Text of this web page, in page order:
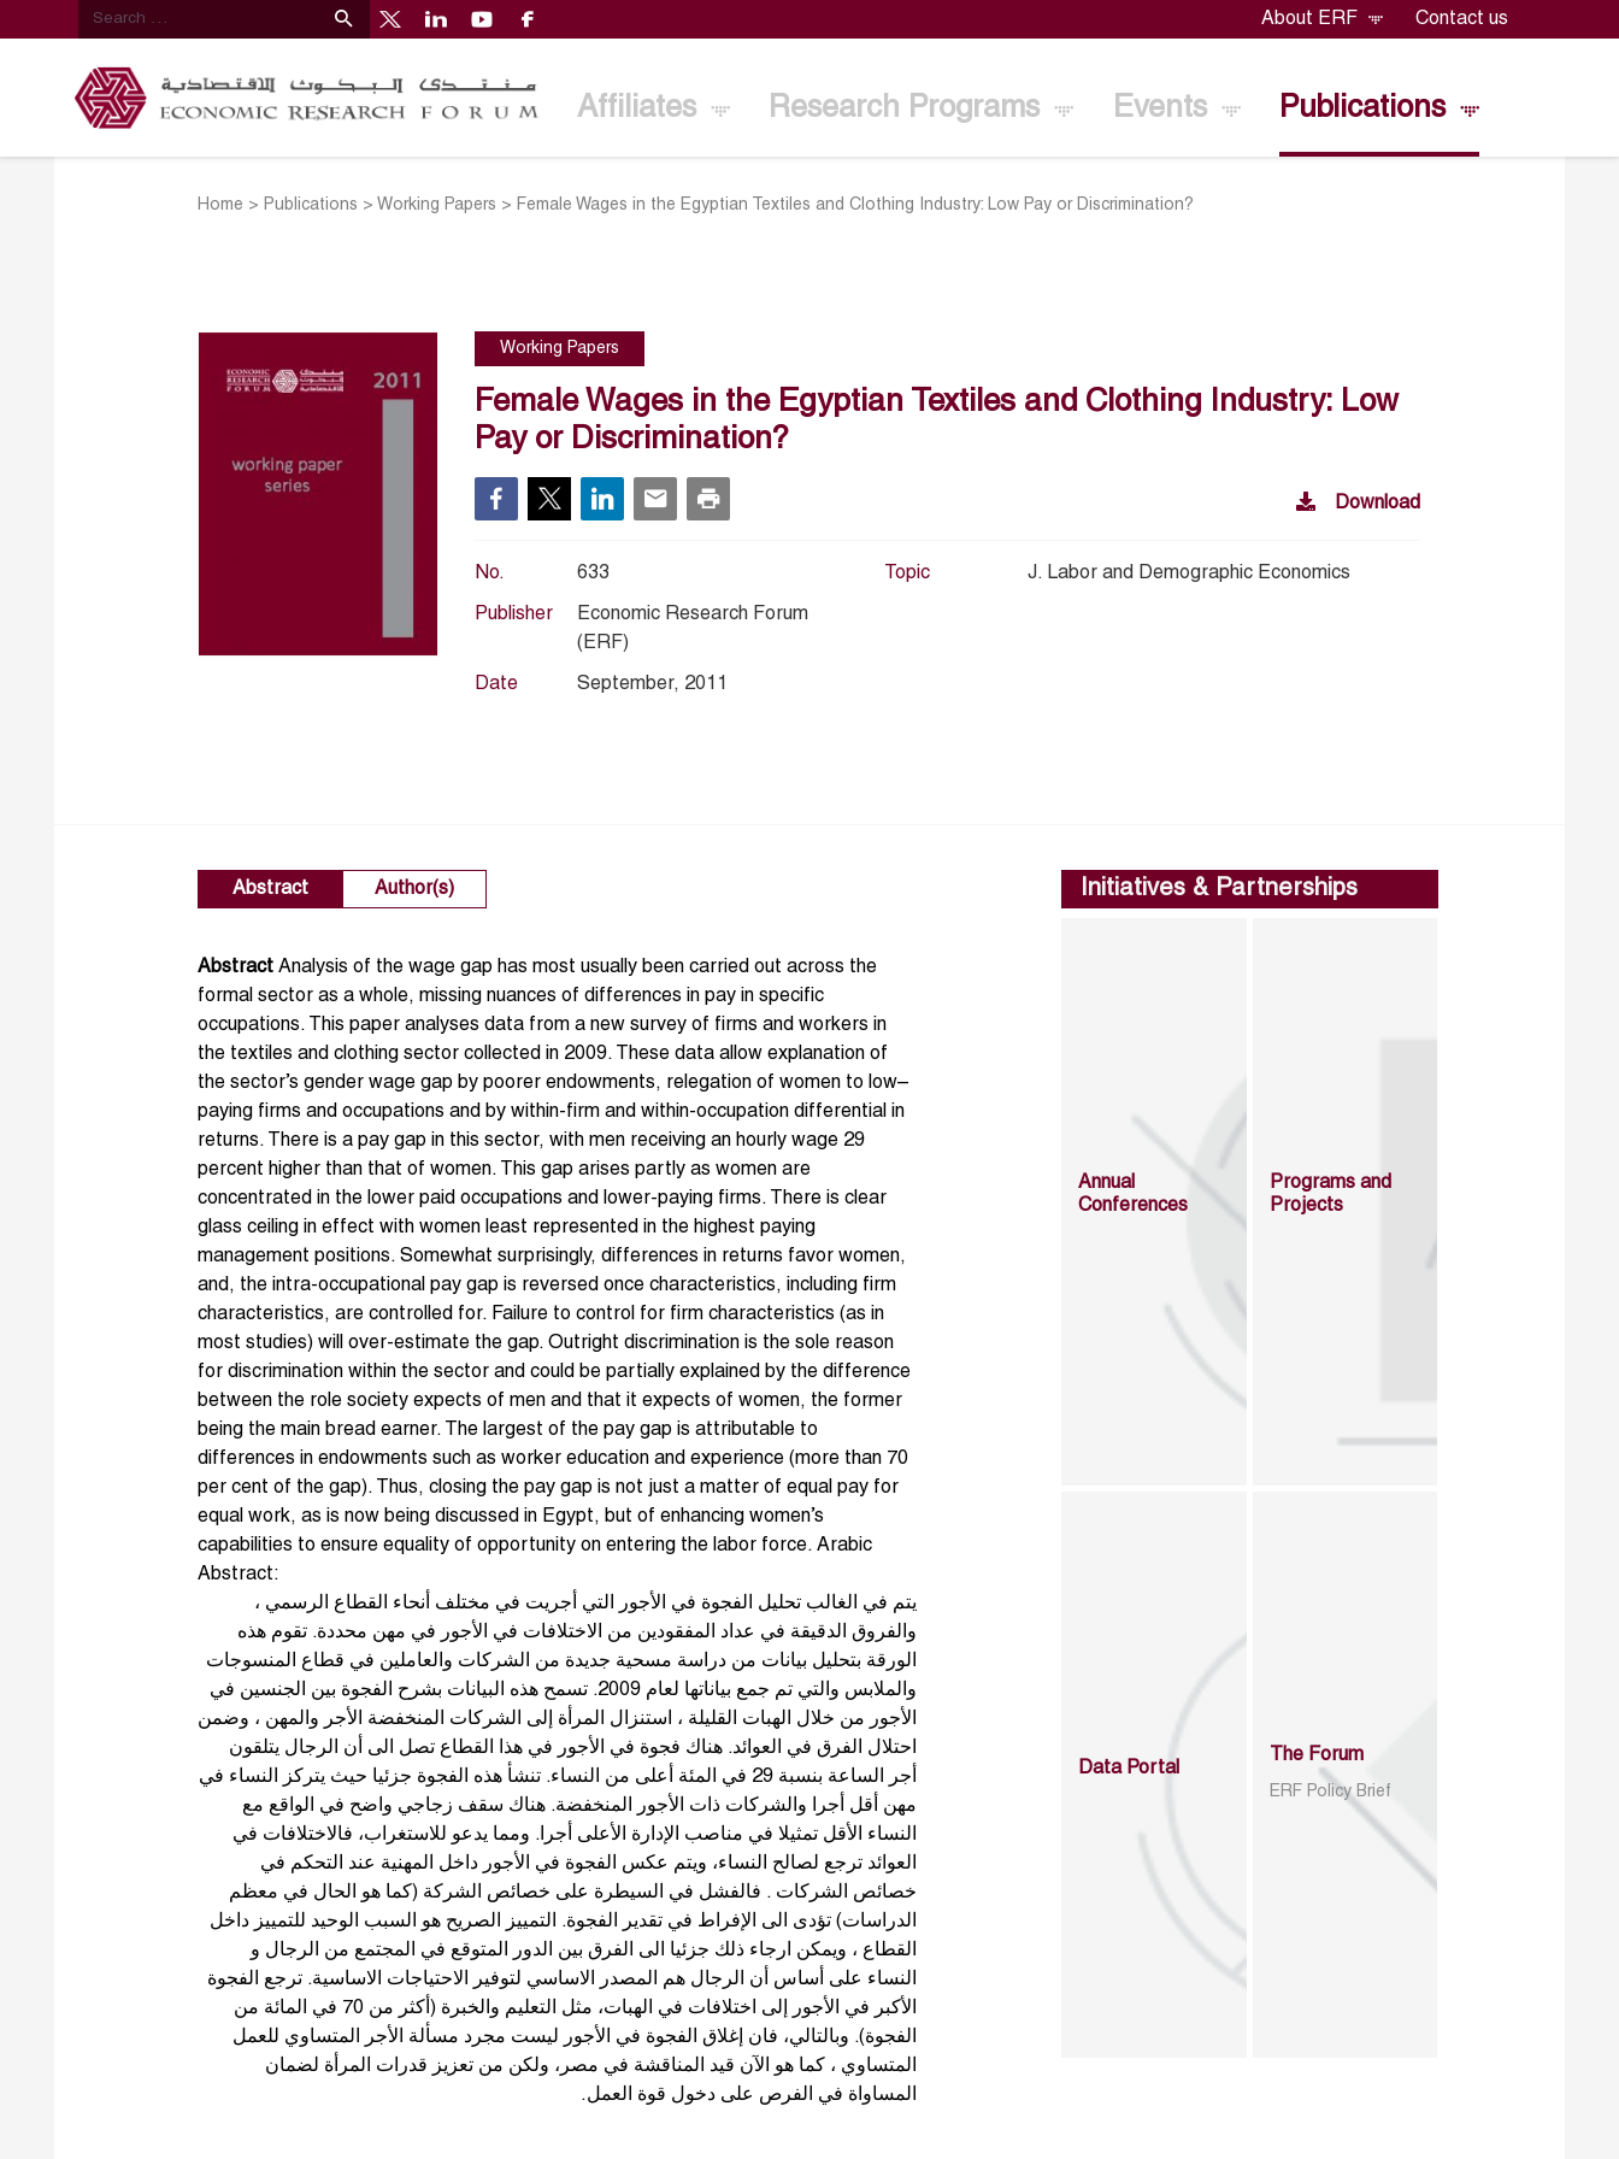
About ERF Contact us
Affiliates Research Programs Events Publications
Home > Publications >Working Papers > Female Wages in the Egyptian Textiles and Clothing Industry: Low Pay or Discrimination?
Working Papers
Female Wages in the Egyptian Textiles and Clothing Industry: Low
Pay or Discrimination?
Download
No. 633
Publisher
Economic Research Forum
(ERF)
Date September, 2011
Topic J. Labor and Demographic Economics
Abstract Author(s)
Abstract Analysis of the wage gap has most usually been carried out across the
formal sector as a whole, missing nuances of differences in pay in specific
occupations. This paper analyses data from a new survey of firms and workers in
the textiles and clothing sector collected in 2009. These data allow explanation of
the sector’s gender wage gap by poorer endowments, relegation of women to low–
paying firms and occupations and by within-firm and within-occupation differential in
returns. There is a pay gap in this sector, with men receiving an hourly wage 29
percent higher than that of women. This gap arises partly as women are
concentrated in the lower paid occupations and lower-paying firms. There is clear
glass ceiling in effect with women least represented in the highest paying
management positions. Somewhat surprisingly, differences in returns favor women,
and, the intra-occupational pay gap is reversed once characteristics, including firm
characteristics, are controlled for. Failure to control for firm characteristics (as in
most studies) will over-estimate the gap. Outright discrimination is the sole reason
for discrimination within the sector and could be partially explained by the difference
between the role society expects of men and that it expects of women, the former
being the main bread earner. The largest of the pay gap is attributable to
differences in endowments such as worker education and experience (more than 70
per cent of the gap). Thus, closing the pay gap is not just a matter of equal pay for
equal work, as is now being discussed in Egypt, but of enhancing women’s
capabilities to ensure equality of opportunity on entering the labor force. Arabic
Abstract:
يتم في الغالب تحليل الفجوة في الأجور التي أجريت في مختلف أنحاء القطاع الرسمي ،
والفروق الدقيقة في عداد المفقودين من الاختلافات في الأجور في مهن محددة. تقوم هذه
الورقة بتحليل بيانات من دراسة مسحية جديدة من الشركات والعاملين في قطاع المنسوجات
والملابس والتي تم جمع بياناتها لعام 2009. تسمح هذه البيانات بشرح الفجوة بين الجنسين في
الأجور من خلال الهبات القليلة ، استنزال المرأة إلى الشركات المنخفضة الأجر والمهن ، وضمن
احتلال الفرق في العوائد. هناك فجوة في الأجور في هذا القطاع تصل الى أن الرجال يتلقون
أجر الساعة بنسبة 29 في المئة أعلى من النساء. تنشأ هذه الفجوة جزئيا حيث يتركز النساء في
مهن أقل أجرا والشركات ذات الأجور المنخفضة. هناك سقف زجاجي واضح في الواقع مع
النساء الأقل تمثيلا في مناصب الإدارة الأعلى أجرا. ومما يدعو للاستغراب، فالاختلافات في
العوائد ترجع لصالح النساء، ويتم عكس الفجوة في الأجور داخل المهنية عند التحكم في
خصائص الشركات . فالفشل في السيطرة على خصائص الشركة (كما هو الحال في معظم
الدراسات) تؤدى الى الإفراط في تقدير الفجوة. التمييز الصريح هو السبب الوحيد للتمييز داخل
القطاع ، ويمكن ارجاء ذلك جزئيا الى الفرق بين الدور المتوقع في المجتمع من الرجال و
النساء على أساس أن الرجال هم المصدر الاساسي لتوفير الاحتياجات الاساسية. ترجع الفجوة
الأكبر في الأجور إلى اختلافات في الهبات، مثل التعليم والخبرة (أكثر من 70 في المائة من
الفجوة). وبالتالي، فان إغلاق الفجوة في الأجور ليست مجرد مسألة الأجر المتساوي للعمل
المتساوي ، كما هو الآن قيد المناقشة في مصر، ولكن من تعزيز قدرات المرأة لضمان
المساواة في الفرص على دخول قوة العمل.
Initiatives & Partnerships
Annual
Conferences
Programs and
Projects
Data Portal
The Forum
ERF Policy Brief